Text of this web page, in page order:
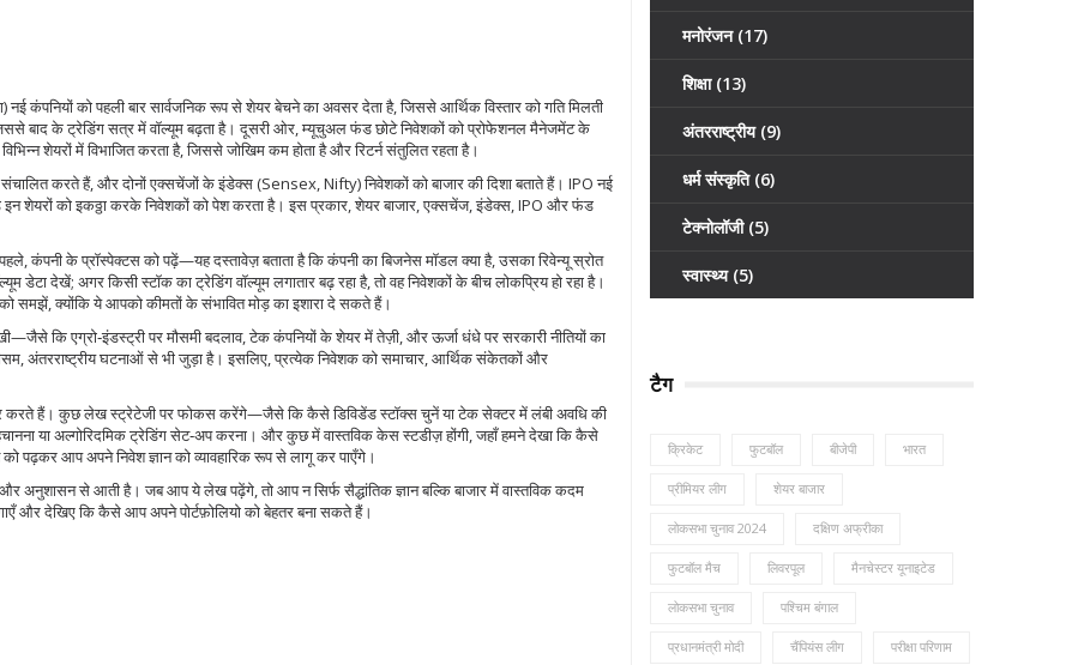
नई कंपनियों को पहली बार सार्वजनिक रूप से शेयर बेचने का अवसर देता है, जिससे आर्थिक विस्तार को गति मिलती
बाद के ट्रेडिंग सत्र में वॉल्यूम बढ़ता है। दूसरी ओर,म्यूचुअल फंडछोटे निवेशकों को प्रोफेशनल मैनेजमेंट के
शेयरों में विभाजित करता है, जिससे जोखिम कम होता है और रिटर्न संतुलित रहता है।
करते हैं, और दोनों एक्सचेंजों के इंडेक्स (Sensex, Nifty) निवेशकों को बाजार की दिशा बताते हैं। IPO नई
इन शेयरों को इकठ्ठा करके निवेशकों को पेश करता है। इस प्रकार, शेयर बाजार, एक्सचेंज, इंडेक्स, IPO और फंड
कंपनी के प्रॉस्पेक्टस को पढ़ें—यह दस्तावेज़ बताता है कि कंपनी का बिजनेस मॉडल क्या है, उसका रिवेन्यू स्रोत
डेटा देखें; अगर किसी स्टॉक का ट्रेडिंग वॉल्यूम लगातार बढ़ रहा है, तो वह निवेशकों के बीच लोकप्रिय हो रहा है।
समझें, क्योंकि ये आपको कीमतों के संभावित मोड़ का इशारा दे सकते हैं।
कि एग्रो‑इंडस्ट्री पर मौसमी बदलाव, टेक कंपनियों के शेयर में तेज़ी, और ऊर्जा धंधे पर सरकारी नीतियों का
अंतरराष्ट्रीय घटनाओं से भी जुड़ा है। इसलिए, प्रत्येक निवेशक को समाचार, आर्थिक संकेतकों और
करते हैं। कुछ लेख स्ट्रेटेजी पर फोकस करेंगे—जैसे कि कैसे डिविडेंड स्टॉक्स चुनें या टेक सेक्टर में लंबी अवधि की
या अल्गोरिदमिक ट्रेडिंग सेट‑अप करना। और कुछ में वास्तविक केस स्टडीज़ होंगी, जहाँ हमने देखा कि कैसे
पढ़कर आप अपने निवेश ज्ञान को व्यावहारिक रूप से लागू कर पाएँगे।
अनुशासन से आती है। जब आप ये लेख पढ़ेंगे, तो आप न सिर्फ सैद्धांतिक ज्ञान बल्कि बाजार में वास्तविक कदम
और देखिए कि कैसे आप अपने पोर्टफ़ोलियो को बेहतर बना सकते हैं।
मनोरंजन (17)
शिक्षा (13)
अंतरराष्ट्रीय (9)
धर्म संस्कृति (6)
टेक्नोलॉजी (5)
स्वास्थ्य (5)
टैग
क्रिकेट फुटबॉल बीजेपी भारत
प्रीमियर लीग शेयर बाजार
लोकसभा चुनाव 2024 दक्षिण अफ्रीका
फुटबॉल मैच लिवरपूल मैनचेस्टर यूनाइटेड
लोकसभा चुनाव पश्चिम बंगाल
प्रधानमंत्री मोदी चैंपियंस लीग परीक्षा परिणाम